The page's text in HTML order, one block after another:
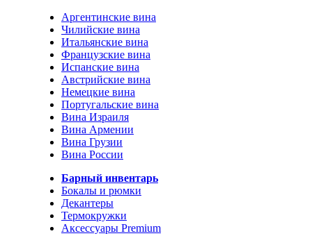
Аргентинские вина
Чилийские вина
Итальянские вина
Французские вина
Испанские вина
Австрийские вина
Немецкие вина
Португальские вина
Вина Израиля
Вина Армении
Вина Грузии
Вина России
Барный инвентарь
Бокалы и рюмки
Декантеры
Термокружки
Аксессуары Premium